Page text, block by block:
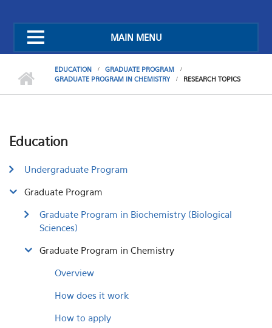
MAIN MENU
EDUCATION
GRADUATE PROGRAM
GRADUATE PROGRAM IN CHEMISTRY
RESEARCH TOPICS
Education
Undergraduate Program
Graduate Program
Graduate Program in Biochemistry (Biological
Sciences)
Graduate Program in Chemistry
Overview
How does it work
How to apply